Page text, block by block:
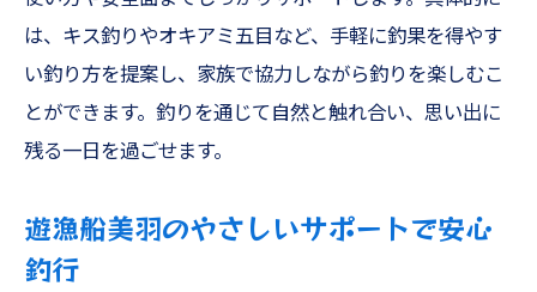
は、キス釣りやオキアミ五目など、手軽に釣果を得やす
い釣り方を提案し、家族で協力しながら釣りを楽しむこ
とができます。釣りを通じて自然と触れ合い、思い出に
残る一日を過ごせます。
遊漁船美羽のやさしいサポートで安心
釣行